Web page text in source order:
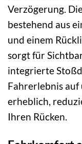
Verzögerung.
bestehend aus
und einem
sorgt für
integrierte
Fahrerlebnis
erheblich,
Ihren Rücken.